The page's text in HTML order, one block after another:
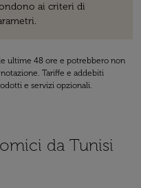
ai criteri di
ultime 48 ore e potrebbero non
Tariffe e addebiti
e servizi opzionali.
da Tunisi